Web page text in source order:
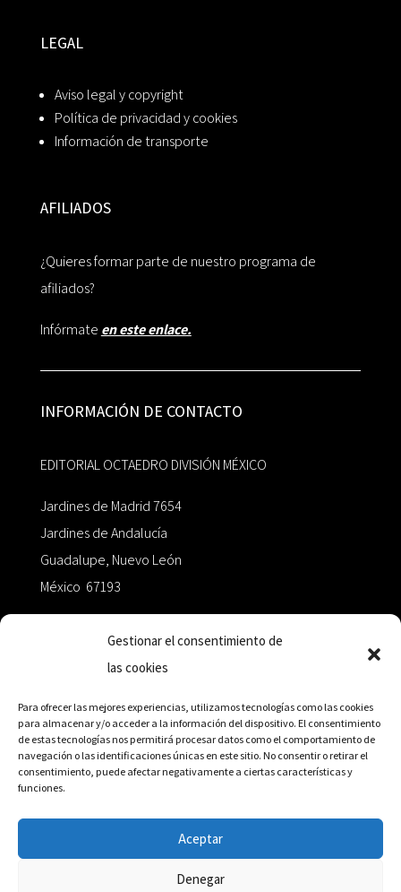
Gestionar el consentimiento de
las cookies
Para ofrecer las mejores experiencias, utilizamos tecnologías como las cookies
para almacenar y/o acceder a la información del dispositivo. El consentimiento
de estas tecnologías nos permitirá procesar datos como el comportamiento de
navegación o las identificaciones únicas en este sitio. No consentir o retirar el
consentimiento, puede afectar negativamente a ciertas características y
funciones.
Aceptar
Denegar
LEGAL
Aviso legal y copyright
Política de privacidad y cookies
Información de transporte
AFILIADOS
¿Quieres formar parte de nuestro programa de
afiliados?
Infórmate en este enlace.
INFORMACIÓN DE CONTACTO
EDITORIAL OCTAEDRO DIVISIÓN MÉXICO
Jardines de Madrid 7654
Jardines de Andalucía
Guadalupe, Nuevo León
México 67193
+52 811.499.5638
RED DE DISTRIBUCIÓN